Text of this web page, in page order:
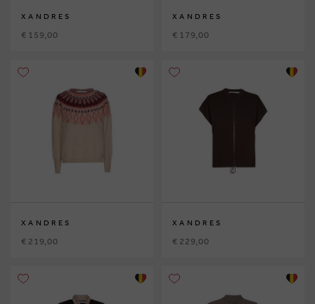
XANDRES
€ 159,00
XANDRES
€ 179,00
XANDRES
€ 219,00
XANDRES
€ 229,00